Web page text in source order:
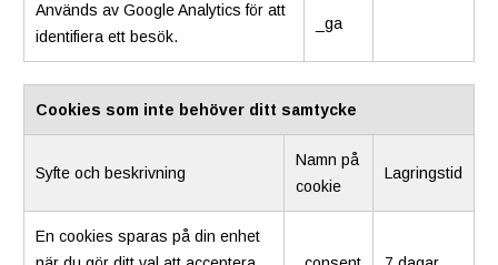
Används av Google Analytics för att
identifiera ett besök.
_ga
Cookies som inte behöver ditt samtycke
Syfte och beskrivning
Namn på
cookie
Lagringstid
En cookies sparas på din enhet